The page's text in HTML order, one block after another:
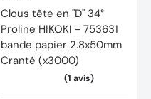
Clous tête en "D" 34°
Proline HIKOKI - 753631
bande papier 2.8x50mm
Cranté (x3000)